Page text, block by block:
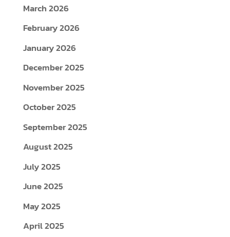
March 2026
February 2026
January 2026
December 2025
November 2025
October 2025
September 2025
August 2025
July 2025
June 2025
May 2025
April 2025